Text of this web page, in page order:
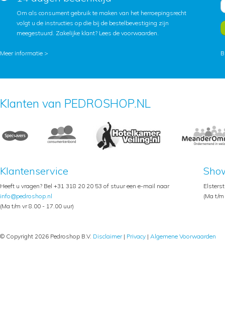
Om als consument gebruik te maken van het herroepingsrecht
volgt u de instructies op die bij de bestelbevestiging zijn
meegestuurd. Zakelijke klant? Lees de voorwaarden.
Meer informatie >
Klanten van PEDROSHOP.NL
Klantenservice
Heeft u vragen? Bel +31 318 20 20 53 of stuur een e-mail naar
info@pedroshop.nl
(Ma t/m vr 8.00 - 17.00 uur)
(Ma t/
© Copyright 2026 Pedroshop B.V. Disclaimer| Privacy | Algemene Voorwaarden